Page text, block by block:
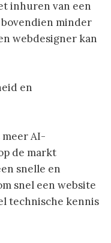
inhuren van een
minder
webdesigner kan
en
AI-
de markt
snelle en
snel een website
technische kennis